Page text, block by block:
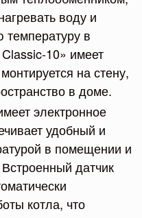
воду и
в
10» имеет
на стену,
в доме.
электронное
удобный и
в помещении и
датчик
котла, что